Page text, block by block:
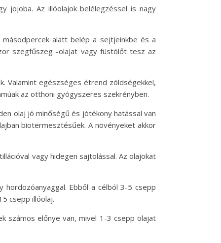
jojoba. Az illóolajok belélegzéssel is nagy
alatt belép a sejtjeinkbe és a
szegfűszeg -olajat vagy füstölőt tesz az
Valamint egészséges étrend zöldségekkel,
az otthoni gyógyszeres szekrényben.
olaj jó minőségű és jótékony hatással van
biotermesztésűek. A növényeket akkor
vagy hidegen sajtolással. Az olajokat
Ebből a célból 3-5 csepp
csepp illóolaj.
számos előnye van, mivel 1-3 csepp olajat